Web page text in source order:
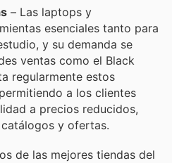
– Las laptops y
esenciales tanto para
y su demanda se
ventas como el Black
regularmente estos
a los clientes
a precios reducidos,
y ofertas.
de las mejores tiendas del